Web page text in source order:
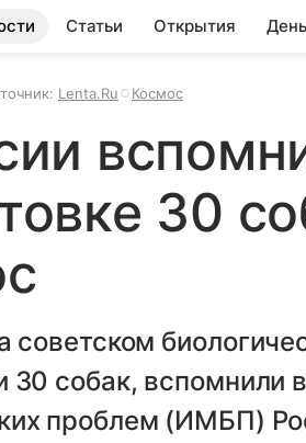
Статьи Открытия
Lenta.Ru Космос
30
советском
30 собак, вспомнили
проблем (ИМБП)